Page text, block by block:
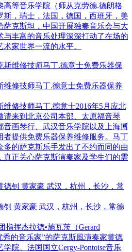
高等音乐学院（师从克劳德.德朗格
斯，瑞士，法国，德国，西班牙，美
萨克斯坦，中国开展独奏音乐会与大
与丰富的音乐处理深深打动了在场的
家世界一流的水平。
维修技师马丁.德意士免费乐器保养
维修技师马丁.德意士2016年5月应北
请来到北京公司本部、太原福音琴
音画琴行、武汉音乐学院以及上海博
者提供免费乐器保养维修服务。马丁
多的萨克斯乐手发出了不约而同的由
正关心萨克斯演奏家及学生们的需
钊 黄家豪 武汉，杭州，长沙，常德
指挥杰拉德•施瓦茨（Gerard
秀的音乐家”的萨克斯風演奏家黄德
院、法国国立Cergy-Pontoise音乐